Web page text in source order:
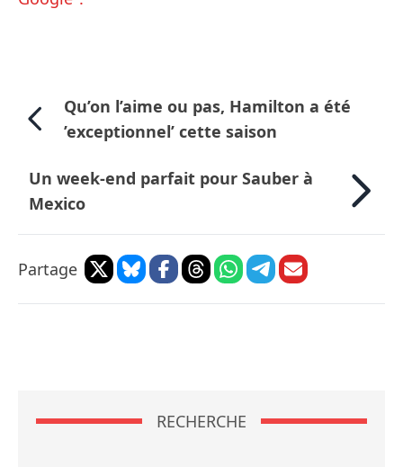
Qu’on l’aime ou pas, Hamilton a été
’exceptionnel’ cette saison
Un week-end parfait pour Sauber à
Mexico
Partage
RECHERCHE